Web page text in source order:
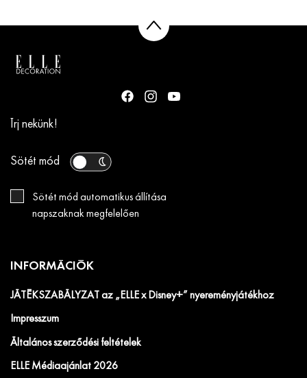
Írj nekünk!
Sötét mód
Sötét mód automatikus állítása
napszaknak megfelelően
INFORMÁCIÓK
JÁTÉKSZABÁLYZAT az „ELLE x Disney+” nyereményjátékhoz
Impresszum
Általános szerződési feltételek
ELLE Médiaajánlat 2026